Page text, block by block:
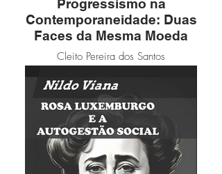
Progressismo na
Contemporaneidade: Duas
Faces da Mesma Moeda
Cleito Pereira dos Santos